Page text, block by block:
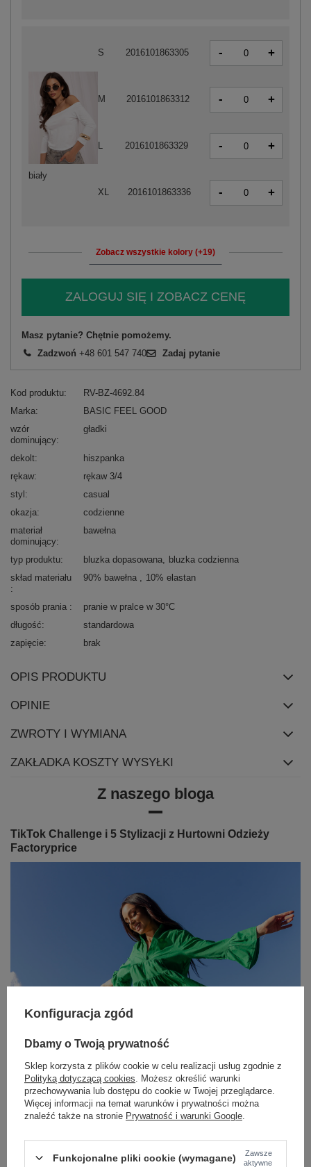
biały
S 2016101863305 - +
M 2016101863312 - +
L 2016101863329 - +
XL 2016101863336 - +
Zobacz wszystkie kolory (+19)
ZALOGUJ SIĘ I ZOBACZ CENĘ
Masz pytanie? Chętnie pomożemy.
Zadzwoń +48 601 547 740 Zadaj pytanie
Kod produktu
RV-BZ-4692.84
Marka
BASIC FEEL GOOD
wzór
dominujący
gładki
dekolt
hiszpanka
rękaw
rękaw 3/4
styl
casual
okazja
codzienne
materiał
dominujący
bawełna
typ produktu bluzka dopasowana
bluzka codzienna
skład materiału
90% bawełna 10% elastan
sposób prania
pranie w pralce w 30°C
długość
standardowa
zapięcie
brak
OPIS PRODUKTU
OPINIE
ZWROTY I WYMIANA
ZAKŁADKA KOSZTY WYSYŁKI
Z naszego bloga
TikTok Challenge i 5 Stylizacji z Hurtowni Odzieży
Factoryprice
Konfiguracja zgód
Dbamy o Twoją prywatność
Sklep korzysta z plików cookie w celu realizacji usług zgodnie z
Polityką dotyczącą cookies . Możesz określić warunki
przechowywania lub dostępu do cookie w Twojej przeglądarce.
Więcej informacji na temat warunków i prywatności można
znaleźć także na stronie Prywatność i warunki Google
Funkcjonalne pliki cookie (wymagane)
Zawsze
aktywne